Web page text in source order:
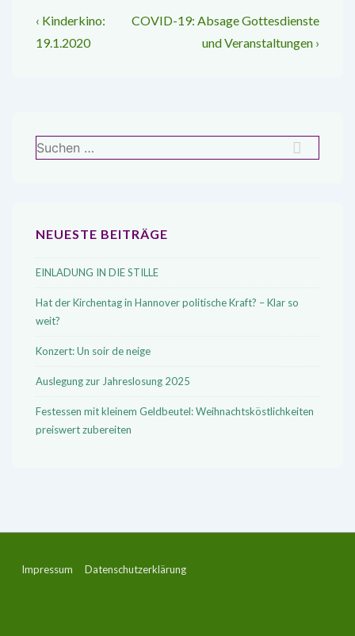
Beitragsnavigation
Vorheriger
Beitrag
‹ Kinderkino:
19.1.2020
Nächster
COVID-19: Absage Gottesdienste
und Veranstaltungen ›
Suchen
nach:
NEUESTE BEITRÄGE
EINLADUNG IN DIE STILLE
Hat der Kirchentag in Hannover politische Kraft? – Klar so
weit?
Konzert: Un soir de neige
Auslegung zur Jahreslosung 2025
Festessen mit kleinem Geldbeutel: Weihnachtsköstlichkeiten
preiswert zubereiten
Footer-
Impressum Datenschutzerklärung